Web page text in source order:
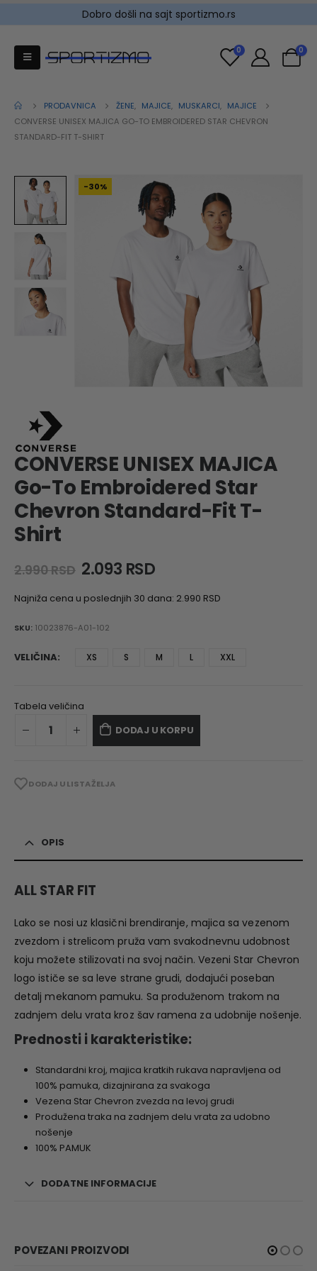
Dobro došli na sajt sportizmo.rs
0 0
PRODAVNICA ŽENE, MAJICE, MUSKARCI, MAJICE
CONVERSE UNISEX MAJICA GO-TO EMBROIDERED STAR CHEVRON
STANDARD-FIT T-SHIRT
-30%
CONVERSE UNISEX MAJICA
Go-To Embroidered Star
Chevron Standard-Fit T-
Shirt
2.990RSD Original
was:
2.093 RSDCurrent
is:
Najniža cena u poslednjih 30 dana: 2.990 RSD
SKU: 10023876-A01-102
VELIČINA XS S M L XXL
Tabela veličina
DODAJ U KORPU
DODAJ U LISTA ŽELJA
OPIS
ALL STAR FIT
Lako se nosi uz klasični brendiranje, majica sa vezenom
zvezdom i strelicom pruža vam svakodnevnu udobnost
koju možete stilizovati na svoj način. Vezeni Star Chevron
logo ističe se sa leve strane grudi, dodajući poseban
detalj mekanom pamuku. Sa produženom trakom na
zadnjem delu vrata kroz šav ramena za udobnije nošenje.
Prednosti i karakteristike:
Standardni kroj, majica kratkih rukava napravljena od
100% pamuka, dizajnirana za svakoga
Vezena Star Chevron zvezda na levoj grudi
Produžena traka na zadnjem delu vrata za udobno
nošenje
100% PAMUK
DODATNE INFORMACIJE
POVEZANI PROIZVODI